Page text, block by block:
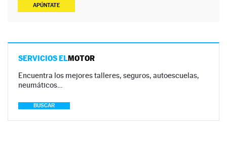
APÚNTATE
SERVICIOS ELMOTOR
Encuentra los mejores talleres, seguros, autoescuelas,
neumáticos…
BUSCAR